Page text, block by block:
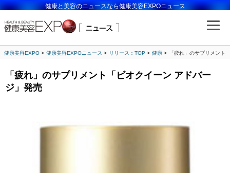
健康と美容のニュースなら健康美容EXPOニュース
健康美容EXPO 健康美容EXPOニュース リリース：TOP 健康 「疲れ」のサプリメント
「疲れ」のサプリメント「ビオクイーン アドバー
ジ」発売